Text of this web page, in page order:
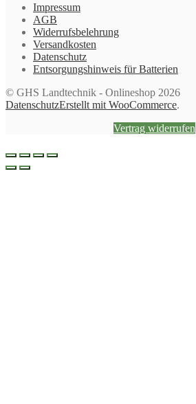
Impressum
AGB
Widerrufsbelehrung
Versandkosten
Datenschutz
Entsorgungshinweis für Batterien
© GHS Landtechnik - Onlineshop 2026
DatenschutzErstellt mit WooCommerce.
Vertrag widerrufen